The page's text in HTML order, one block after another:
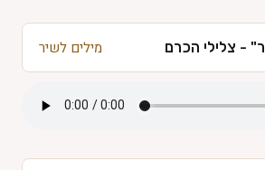
מילים לשיר